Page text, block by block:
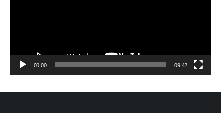
00:00 09:42